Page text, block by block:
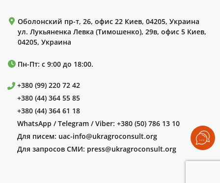
Оболонский пр-т, 26, офис 22 Киев, 04205, Украина
ул. Лукьяненка Левка (Тимошенко), 29в, офис 5 Киев,
04205, Украина
Пн-Пт: с 9:00 до 18:00.
+380 (99) 220 72 42
+380 (44) 364 55 85
+380 (44) 364 61 18
WhatsApp / Telegram / Viber: +380 (50) 786 13 10
Для писем: uac-info@ukragroconsult.org
Для запросов СМИ: press@ukragroconsult.org